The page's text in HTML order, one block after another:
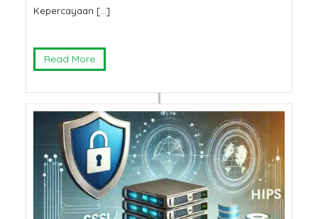
Kepercayaan […]
Read More